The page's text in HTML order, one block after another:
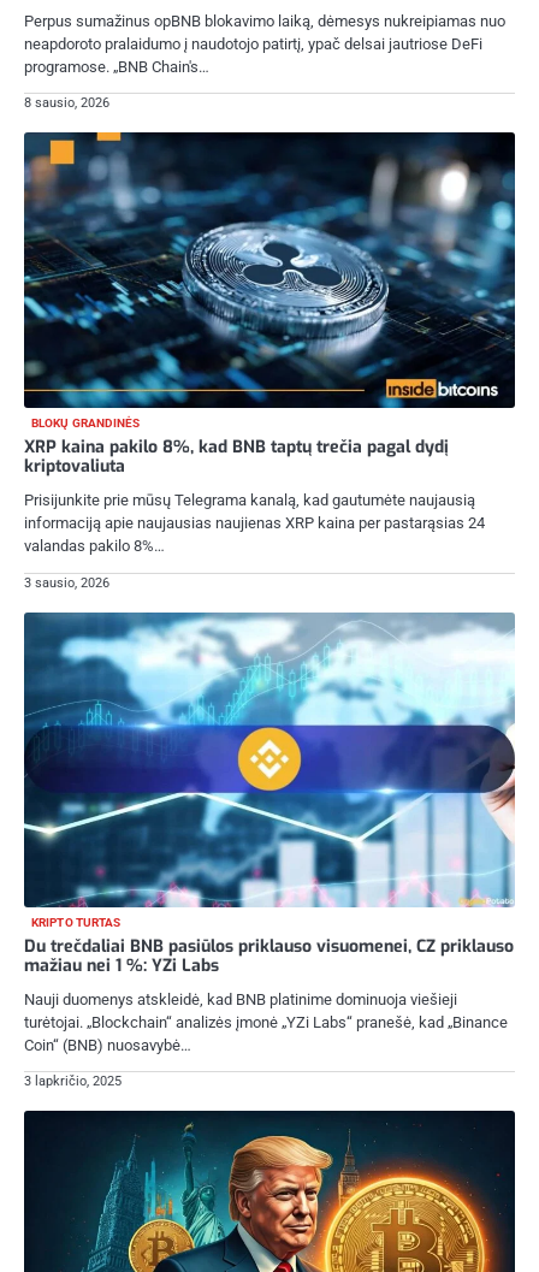
Perpus sumažinus opBNB blokavimo laiką, dėmesys nukreipiamas nuo
neapdoroto pralaidumo į naudotojo patirtį, ypač delsai jautriose DeFi
programose. „BNB Chain's…
8 sausio, 2026
BLOKŲ GRANDINĖS
XRP kaina pakilo 8%, kad BNB taptų trečia pagal dydį
kriptovaliuta
Prisijunkite prie mūsų Telegrama kanalą, kad gautumėte naujausią
informaciją apie naujausias naujienas XRP kaina per pastarąsias 24
valandas pakilo 8%…
3 sausio, 2026
KRIPTO TURTAS
Du trečdaliai BNB pasiūlos priklauso visuomenei, CZ priklauso
mažiau nei 1 %: YZi Labs
Nauji duomenys atskleidė, kad BNB platinime dominuoja viešieji
turėtojai. „Blockchain“ analizės įmonė „YZi Labs“ pranešė, kad „Binance
Coin“ (BNB) nuosavybė…
3 lapkričio, 2025